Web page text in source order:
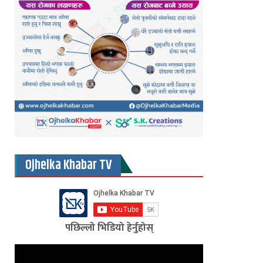
Ojhelka Khabar TV
पछिल्लो भिडियो हेर्नुहोस्